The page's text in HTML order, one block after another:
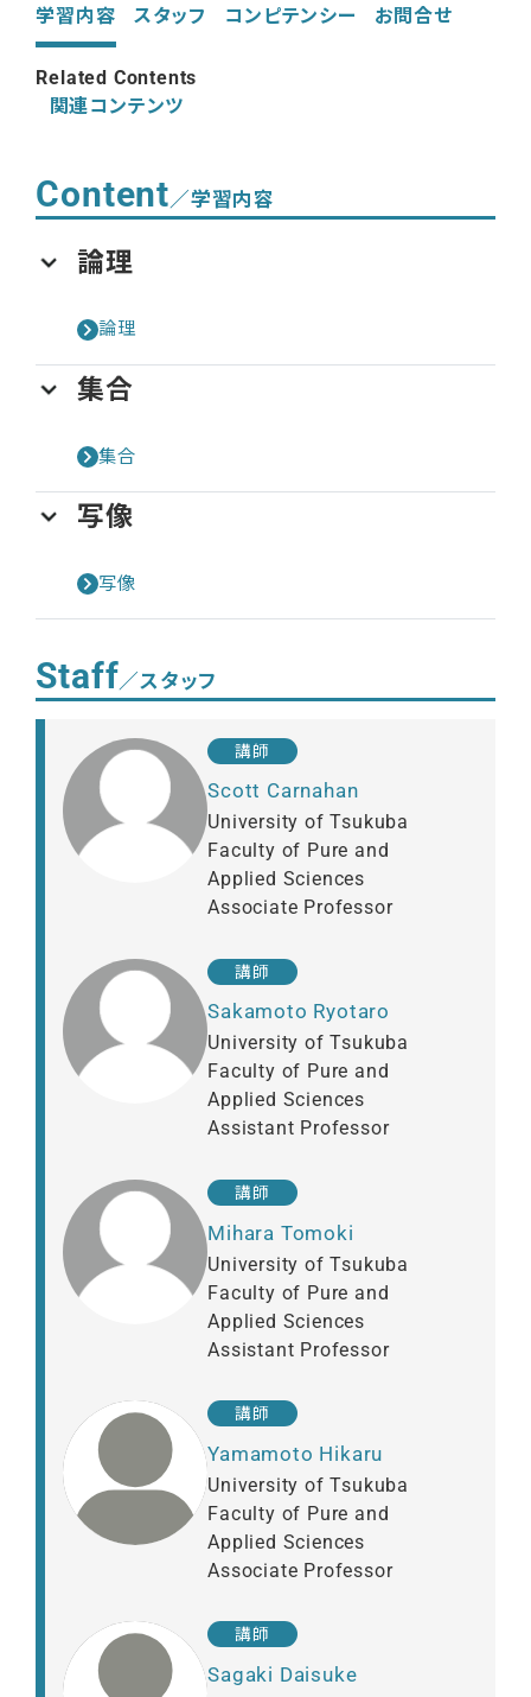
学習内容
スタッフ
コンピテンシー
お問合せ
Related Contents
関連コンテンツ
Content／学習内容
論理
論理
集合
集合
写像
写像
Staff／スタッフ
講師
Scott Carnahan
University of Tsukuba
Faculty of Pure and
Applied Sciences
Associate Professor
講師
Sakamoto Ryotaro
University of Tsukuba
Faculty of Pure and
Applied Sciences
Assistant Professor
講師
Mihara Tomoki
University of Tsukuba
Faculty of Pure and
Applied Sciences
Assistant Professor
講師
Yamamoto Hikaru
University of Tsukuba
Faculty of Pure and
Applied Sciences
Associate Professor
講師
Sagaki Daisuke